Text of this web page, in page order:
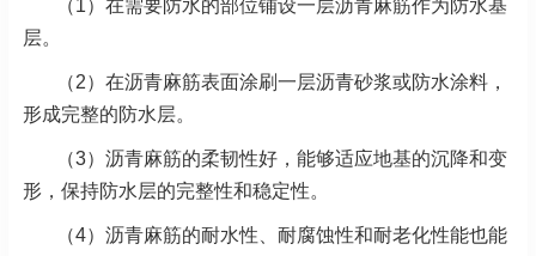
（1）在需要防水的部位铺设一层沥青麻筋作为防水基
层。
（2）在沥青麻筋表面涂刷一层沥青砂浆或防水涂料，
形成完整的防水层。
（3）沥青麻筋的柔韧性好，能够适应地基的沉降和变
形，保持防水层的完整性和稳定性。
（4）沥青麻筋的耐水性、耐腐蚀性和耐老化性能也能